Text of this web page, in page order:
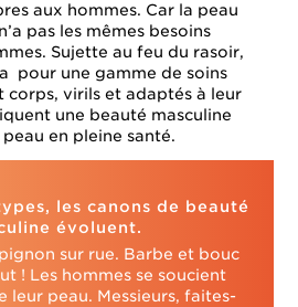
aux hommes. Car la peau
pas les mêmes besoins
Sujette au feu du rasoir,
pour une gamme de soins
corps, virils et adaptés à leur
une beauté masculine
en pleine santé.
les canons de beauté
évoluent.
sur rue. Barbe et bouc
! Les hommes se soucient
leur peau. Messieurs, faites-